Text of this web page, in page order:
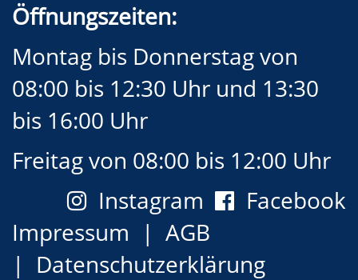
Öffnungszeiten:
Montag bis Donnerstag von
08:00 bis 12:30 Uhr und 13:30
bis 16:00 Uhr
Freitag von 08:00 bis 12:00 Uhr
Facebook
Instagram
Impressum
AGB
Datenschutzerklärung